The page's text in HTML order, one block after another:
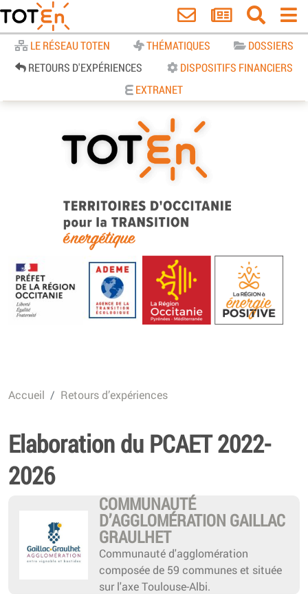
LE RÉSEAU TOTEN THÉMATIQUES
DOSSIERS
RETOURS D'EXPÉRIENCES
DISPOSITIFS FINANCIERS
EXTRANET
TOTEn Occitanie | Territoires
d’Occitanie pour la Transition
Energétique
Accueil Retours d’expériences
Elaboration du PCAET 2022-
2026
COMMUNAUTÉ
D’AGGLOMÉRATION GAILLAC
GRAULHET
Communauté d'agglomération
composée de 59 communes et située
sur l'axe Toulouse-Albi.